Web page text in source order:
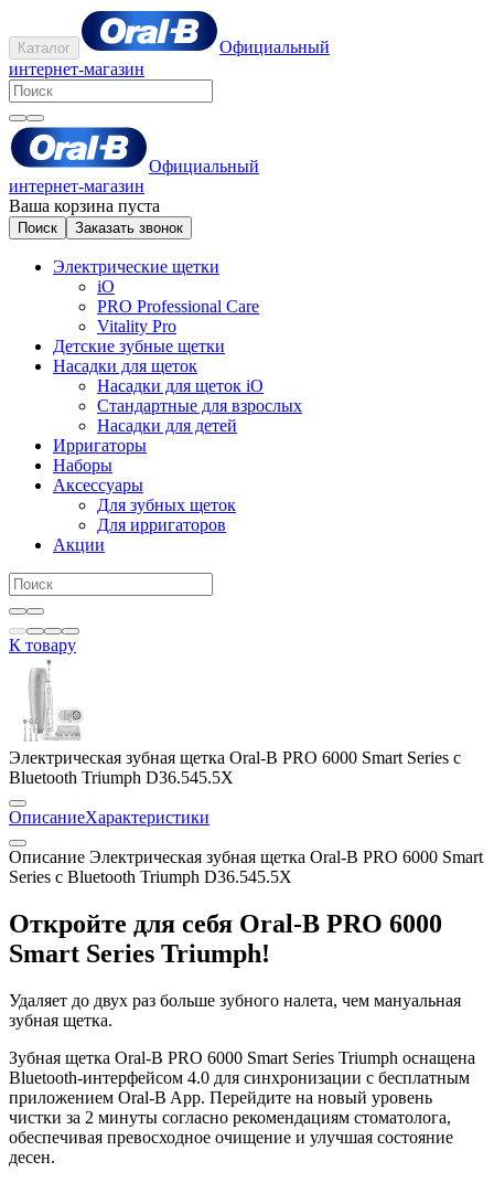
Каталог
Официальный
интернет-магазин
Официальный
интернет-магазин
Ваша корзина пуста
Поиск Заказать звонок
Электрические щетки
iO
PRO Professional Care
Vitality Pro
Детские зубные щетки
Насадки для щеток
Насадки для щеток iO
Стандартные для взрослых
Насадки для детей
Ирригаторы
Наборы
Аксессуары
Для зубных щеток
Для ирригаторов
Акции
К товару
Электрическая зубная щетка Oral-B PRO 6000 Smart Series с
Bluetooth Triumph D36.545.5X
ОписаниеХарактеристики
Описание Электрическая зубная щетка Oral-B PRO 6000 Smart
Series с Bluetooth Triumph D36.545.5X
Откройте для себя Oral-B PRO 6000
Smart Series Triumph!
Удаляет до двух раз больше зубного налета, чем мануальная
зубная щетка.
Зубная щетка Oral-B PRO 6000 Smart Series Triumph оснащена
Bluetooth-интерфейсом 4.0 для синхронизации с бесплатным
приложением Oral-B App. Перейдите на новый уровень
чистки за 2 минуты согласно рекомендациям стоматолога,
обеспечивая превосходное очищение и улучшая состояние
десен.